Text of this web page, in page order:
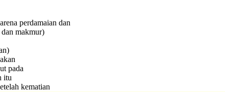
perdamaian dan
dan makmur)
pada
itu
kematian